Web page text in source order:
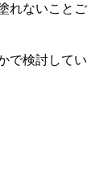
れないことご
で検討してい